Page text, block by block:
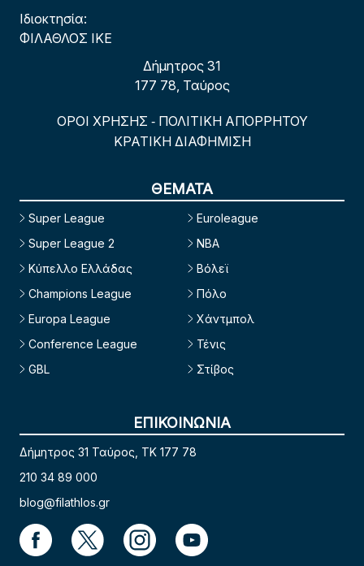
Ιδιοκτησία:
ΦΙΛΑΘΛΟΣ ΙΚΕ
Δήμητρος 31
177 78, Ταύρος
ΟΡΟΙ ΧΡΗΣΗΣ - ΠΟΛΙΤΙΚΗ ΑΠΟΡΡΗΤΟΥ
ΚΡΑΤΙΚΗ ΔΙΑΦΗΜΙΣΗ
ΘΕΜΑΤΑ
Super League
Super League 2
Κύπελλο Ελλάδας
Champions League
Europa League
Conference League
GBL
Euroleague
NBA
Βόλεϊ
Πόλο
Χάντμπολ
Τένις
Στίβος
ΕΠΙΚΟΙΝΩΝΙΑ
Δήμητρος 31 Ταύρος, TK 177 78
210 34 89 000
blog@filathlos.gr